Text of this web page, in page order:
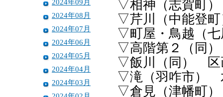
2024年09月
2024年08月
2024年07月
2024年06月
2024年05月
2024年04月
2024年03月
▽相神（志賀町
▽芹川（中能登
▽町屋・鳥越（
▽高階第２（同
▽飯川（同） 区
▽滝（羽咋市）
▽倉見（津幡町